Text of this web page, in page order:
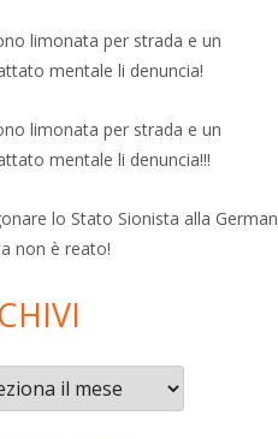
limonata per strada e un
mentale li denuncia!
limonata per strada e un
mentale li denuncia!!!
lo Stato Sionista alla
non è reato!